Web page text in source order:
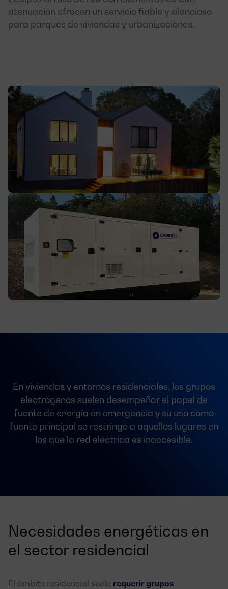
atenuación ofrecen un servicio fiable y silencioso
para parques de viviendas y urbanizaciones.
En viviendas y entornos residenciales, los grupos
electrógenos suelen desempeñar el papel de
fuente de energía en emergencia y su uso como
fuente principal se restringe a aquellos lugares en
los que la red eléctrica es inaccesible.
Necesidades energéticas en
el sector residencial
El ámbito residencial suele requerir grupos